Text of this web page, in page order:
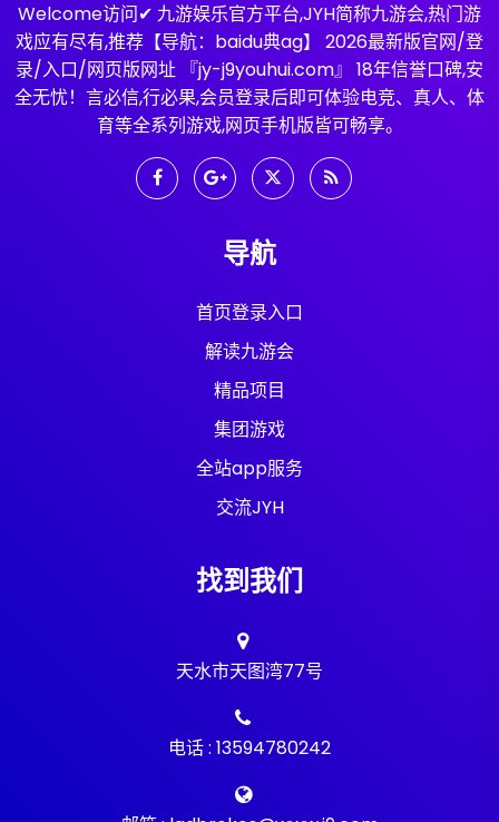
Welcome访问✔ 九游娱乐官方平台,JYH简称九游会,热门游
戏应有尽有,推荐【导航：baidu典ag】 2026最新版官网/登
录/入口/网页版网址 『jy-j9youhui.com』 18年信誉口碑,安
全无忧！言必信,行必果,会员登录后即可体验电竞、真人、体
育等全系列游戏,网页手机版皆可畅享。
导航
首页登录入口
解读九游会
精品项目
集团游戏
全站app服务
交流JYH
找到我们
天水市天图湾77号
电话 : 13594780242